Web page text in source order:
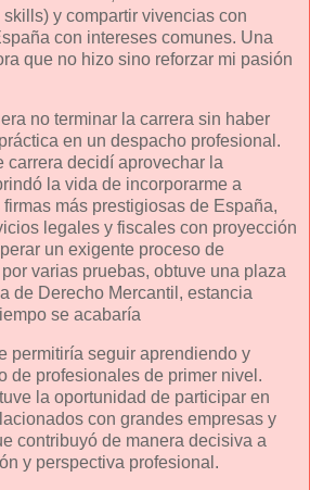
y compartir vivencias con
con intereses comunes. Una
que no hizo sino reforzar mi pasión
no terminar la carrera sin haber
en un despacho profesional.
carrera decidí aprovechar la
la vida de incorporarme a
más prestigiosas de España,
legales y fiscales con proyección
un exigente proceso de
varias pruebas, obtuve una plaza
de Derecho Mercantil, estancia
se acabaría
permitiría seguir aprendiendo y
de profesionales de primer nivel.
la oportunidad de participar en
con grandes empresas y
contribuyó de manera decisiva a
y perspectiva profesional.